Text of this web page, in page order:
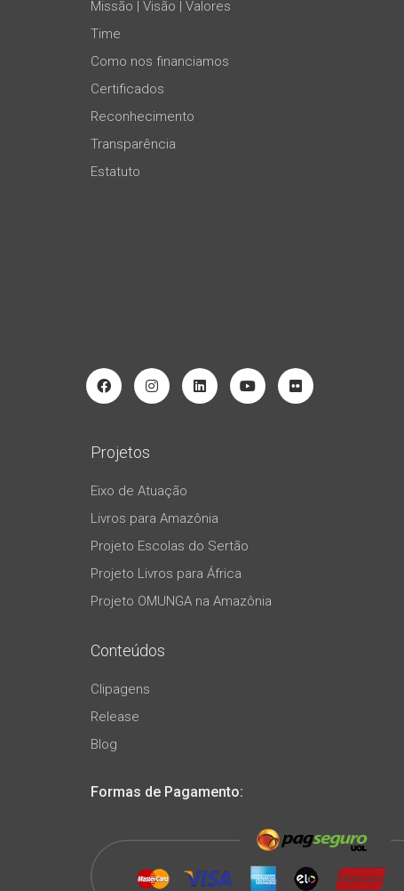
Missão | Visão | Valores
Time
Como nos financiamos
Certificados
Reconhecimento
Transparência
Estatuto
Projetos
Eixo de Atuação
Livros para Amazônia
Projeto Escolas do Sertão
Projeto Livros para África
Projeto OMUNGA na Amazônia
Conteúdos
Clipagens
Release
Blog
Formas de Pagamento: